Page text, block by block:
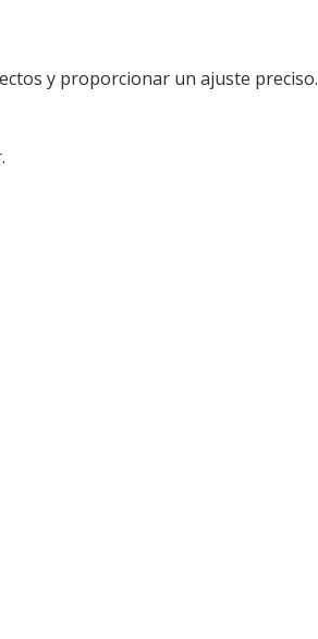
y proporcionar un ajuste preciso.